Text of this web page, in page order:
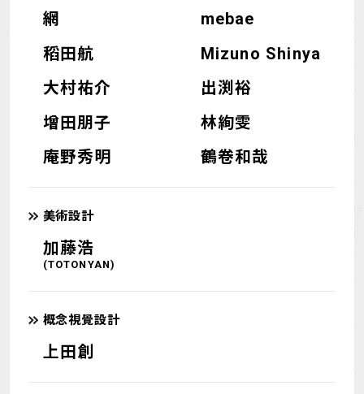
網
mebae
稻田航
Mizuno Shinya
大村祐介
出渕裕
增田朋子
林絢雯
庵野秀明
鶴卷和哉
美術設計
加藤浩
(TOTONYAN)
概念視覺設計
上田創